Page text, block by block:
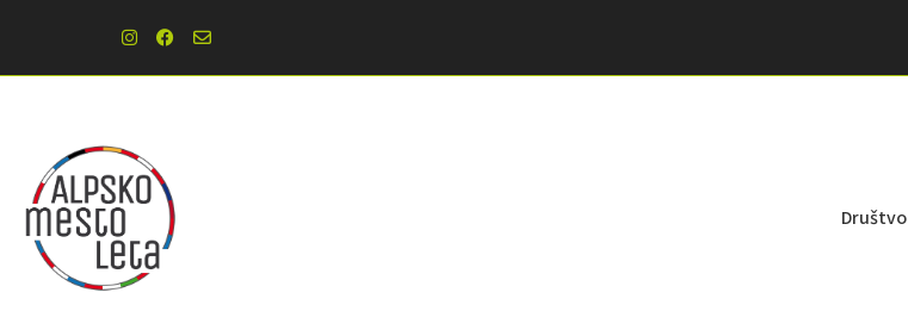
Društvo